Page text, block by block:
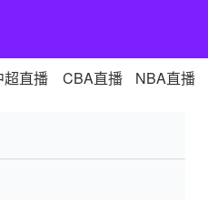
超直播 CBA直播 NBA直播